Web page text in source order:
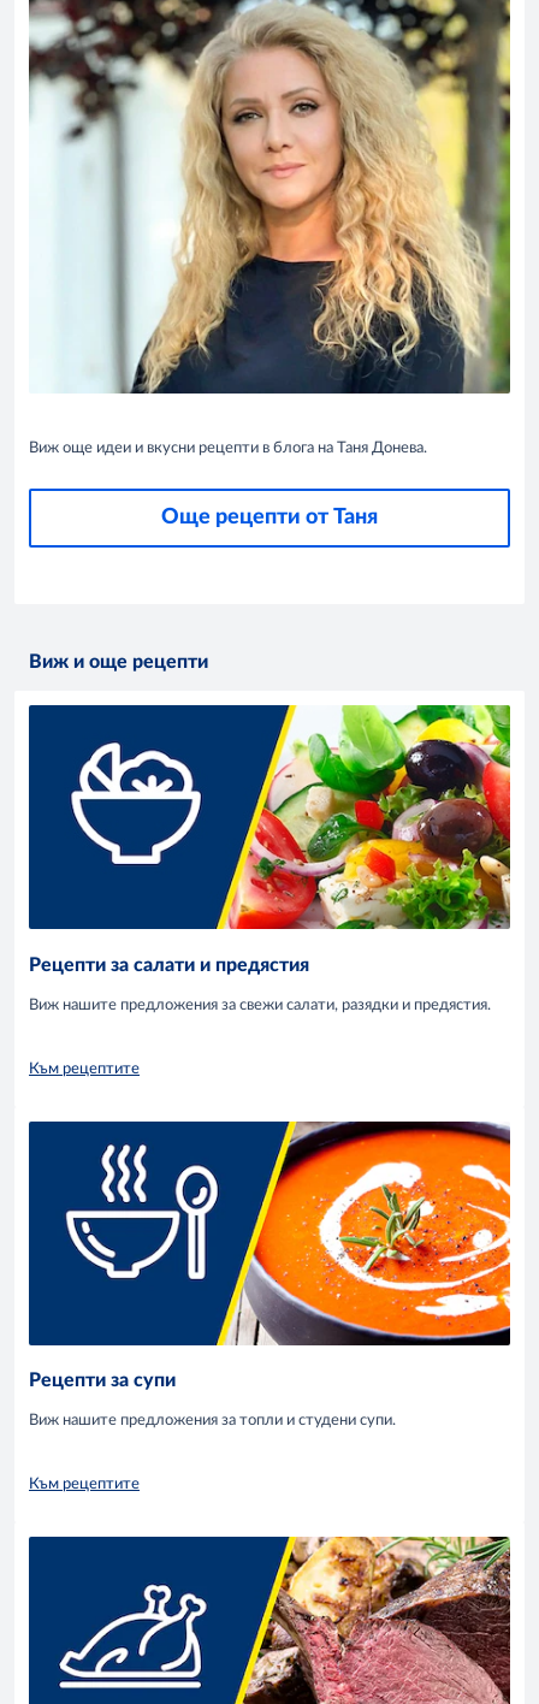
Виж още идеи и вкусни рецепти в блога на Таня Донева.
Още рецепти от Таня
Виж и още рецепти
Рецепти за салати и предястия
Виж нашите предложения за свежи салати, разядки и предястия.
Към рецептите
Рецепти за супи
Виж нашите предложения за топли и студени супи.
Към рецептите